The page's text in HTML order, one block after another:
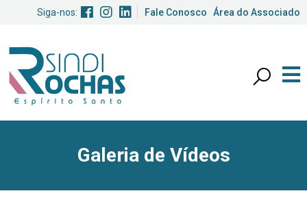
Siga-nos: Fale Conosco Área do Associado
Galeria de Vídeos